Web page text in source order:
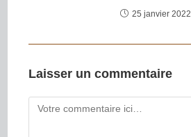
25 janvier 2022
Laisser un commentaire